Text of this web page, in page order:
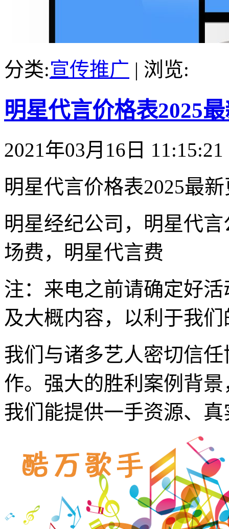
分类:宣传推广 | 浏览:
明星代言价格表2025
2021年03月16日 11:15:21
明星代言价格表2025最
明星经纪公司，明星代
场费，明星代言费
注：来电之前请确定好
及大概内容，以利于我
我们与诸多艺人密切信
作。强大的胜利案例背
我们能提供一手资源、